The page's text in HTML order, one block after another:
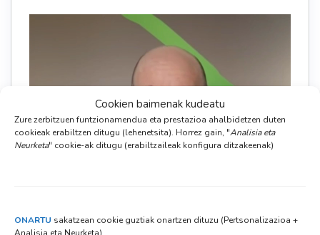
Cookien baimenak kudeatu
Zure zerbitzuen funtzionamendua eta prestazioa ahalbidetzen duten
cookieak erabiltzen ditugu (lehenetsita). Horrez gain, "Analisia eta
Neurketa" cookie-ak ditugu (erabiltzaileak konfigura ditzakeenak)
ONARTU sakatzean cookie guztiak onartzen dituzu (Pertsonalizazioa +